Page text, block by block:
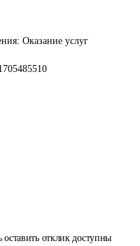
отклик доступны
Оказание услуг